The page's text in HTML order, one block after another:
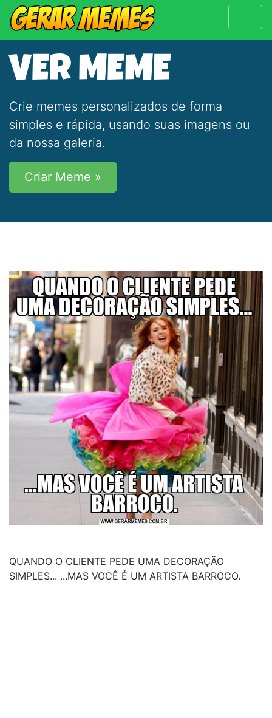
VER MEME
Crie memes personalizados de forma
simples e rápida, usando suas imagens ou
da nossa galeria.
Criar Meme »
QUANDO O CLIENTE PEDE UMA DECORAÇÃO
SIMPLES... ...MAS VOCÊ É UM ARTISTA BARROCO.